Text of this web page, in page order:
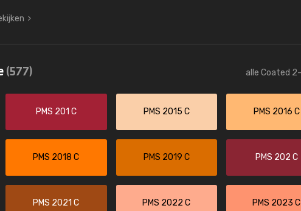
(577) alle Coated
PMS 201 C PMS 2015 C PMS 2016 C
PMS 2018 C PMS 2019 C PMS 202 C
PMS 2021 C PMS 2022 C PMS 2023 C